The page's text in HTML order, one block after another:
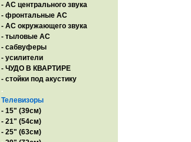
- AC центрального звука
- фронтальные АС
- АС окружающего звука
- тыловые АС
- сабвуферы
- усилители
- ЧУДО В КВАРТИРЕ
- стойки под акустику
.
Телевизоры
- 15" (39см)
- 21" (54см)
- 25" (63см)